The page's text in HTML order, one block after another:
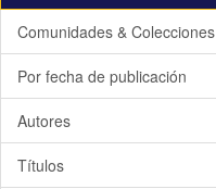
Comunidades & Colecciones
Por fecha de publicación
Autores
Títulos